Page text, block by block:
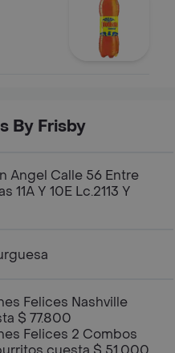
By Frisby
Angel Calle 56 Entre
11A Y 10E Lc.2113 Y
Felices Nashville
$ 77.800
Felices 2 Combos